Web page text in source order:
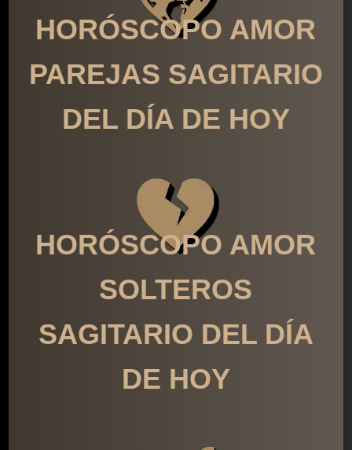
HORÓSCOPO AMOR
PAREJAS SAGITARIO
DEL DÍA DE HOY
HORÓSCOPO AMOR
SOLTEROS
SAGITARIO DEL DÍA
DE HOY